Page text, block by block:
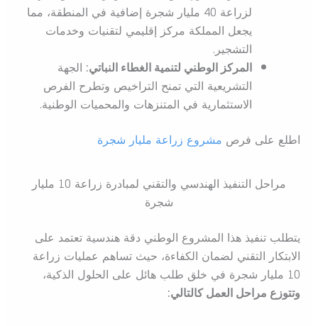
لزراعة 40 مليار شجرة إضافية في المنطقة، مما
يجعل المملكة مركز إقليمي لتقنيات وخدمات
التشجير.
المركز الوطني لتنمية الغطاء النباتي:الجهة
التشريعية التي تمنح التراخيص وتطرح الفرص
الاستثمارية في المتنزهات والمحميات الوطنية.
اطلع على فرص مشروع زراعة مليار شجرة
مراحل التنفيذ الهندسي والتقني لمبادرة زراعة 10 مليار
شجرة
يتطلب تنفيذ هذا المشروع الوطني دقة هندسية تعتمد على
الابتكار التقني لضمان الكفاءة، حيث تساهم عمليات زراعة
10 مليار شجرة في خلق طلب هائل على الحلول الذكية،
وتتوزع مراحل العمل كالتالي: